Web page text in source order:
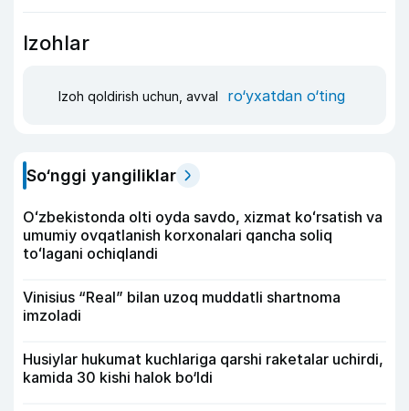
Izohlar
Izoh qoldirish uchun, avval ro‘yxatdan o‘ting
So‘nggi yangiliklar
Oʻzbekistonda olti oyda savdo, xizmat koʻrsatish va
umumiy ovqatlanish korxonalari qancha soliq
toʻlagani ochiqlandi
Vinisius “Real” bilan uzoq muddatli shartnoma
imzoladi
Husiylar hukumat kuchlariga qarshi raketalar uchirdi,
kamida 30 kishi halok bo‘ldi